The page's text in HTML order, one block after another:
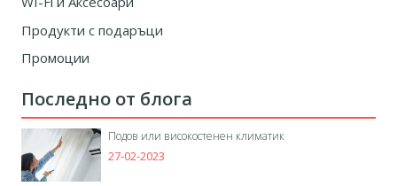
Продукти с подаръци
Промоции
Последно от блога
Подов или високостенен климатик
27-02-2023